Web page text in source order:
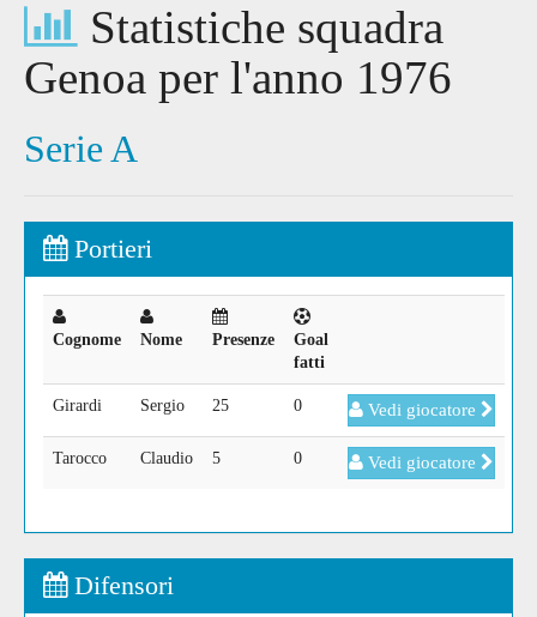
Statistiche squadra
Genoa per l'anno 1976
Serie A
Portieri
Cognome Nome Presenze
Goal
fatti
Girardi Sergio 25 0 Vedi giocatore
Tarocco Claudio 5 0 Vedi giocatore
Difensori